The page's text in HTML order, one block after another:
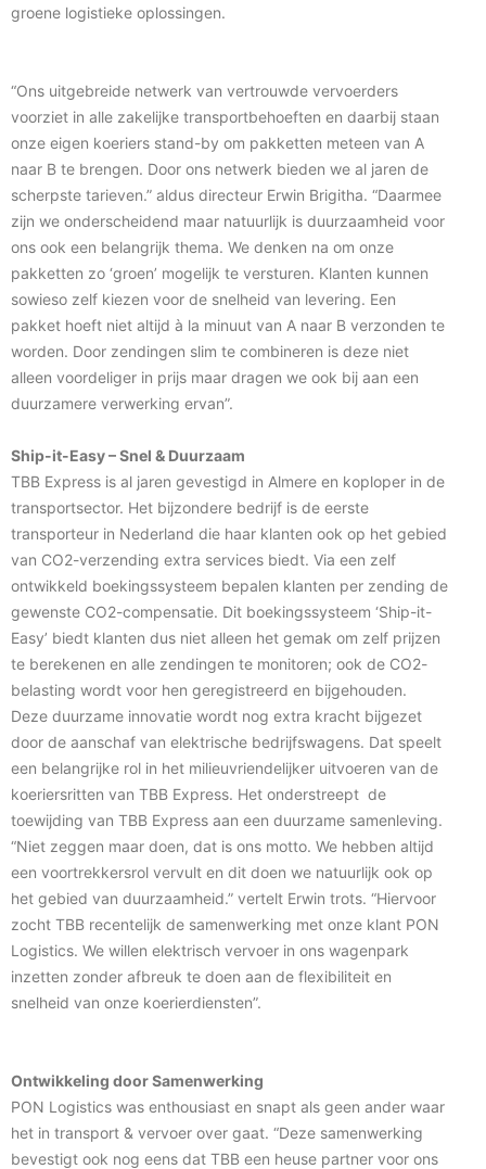
groene logistieke oplossingen.
“Ons uitgebreide netwerk van vertrouwde vervoerders
voorziet in alle zakelijke transportbehoeften en daarbij staan
onze eigen koeriers stand-by om pakketten meteen van A
naar B te brengen. Door ons netwerk bieden we al jaren de
scherpste tarieven.” aldus directeur Erwin Brigitha. “Daarmee
zijn we onderscheidend maar natuurlijk is duurzaamheid voor
ons ook een belangrijk thema. We denken na om onze
pakketten zo ‘groen’ mogelijk te versturen. Klanten kunnen
sowieso zelf kiezen voor de snelheid van levering. Een
pakket hoeft niet altijd à la minuut van A naar B verzonden te
worden. Door zendingen slim te combineren is deze niet
alleen voordeliger in prijs maar dragen we ook bij aan een
duurzamere verwerking ervan”.
Ship-it-Easy – Snel & Duurzaam
TBB Express is al jaren gevestigd in Almere en koploper in de
transportsector. Het bijzondere bedrijf is de eerste
transporteur in Nederland die haar klanten ook op het gebied
van CO2-verzending extra services biedt. Via een zelf
ontwikkeld boekingssysteem bepalen klanten per zending de
gewenste CO2-compensatie. Dit boekingssysteem ‘Ship-it-
Easy’ biedt klanten dus niet alleen het gemak om zelf prijzen
te berekenen en alle zendingen te monitoren; ook de CO2-
belasting wordt voor hen geregistreerd en bijgehouden.
Deze duurzame innovatie wordt nog extra kracht bijgezet
door de aanschaf van elektrische bedrijfswagens. Dat speelt
een belangrijke rol in het milieuvriendelijker uitvoeren van de
koeriersritten van TBB Express. Het onderstreept de
toewijding van TBB Express aan een duurzame samenleving.
“Niet zeggen maar doen, dat is ons motto. We hebben altijd
een voortrekkersrol vervult en dit doen we natuurlijk ook op
het gebied van duurzaamheid.” vertelt Erwin trots. “Hiervoor
zocht TBB recentelijk de samenwerking met onze klant PON
Logistics. We willen elektrisch vervoer in ons wagenpark
inzetten zonder afbreuk te doen aan de flexibiliteit en
snelheid van onze koerierdiensten”.
Ontwikkeling door Samenwerking
PON Logistics was enthousiast en snapt als geen ander waar
het in transport & vervoer over gaat. “Deze samenwerking
bevestigt ook nog eens dat TBB een heuse partner voor ons